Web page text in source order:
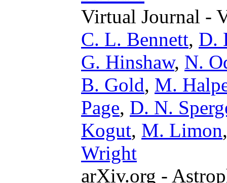
Virtual Journal -
C. L. Bennett, D.
G. Hinshaw, N.
B. Gold, M.
Page, D. N.
Kogut, M. Limon
Wright
arXiv.org -